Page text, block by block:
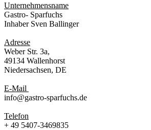
Unternehmensname
Gastro- Sparfuchs
Inhaber Sven Ballinger
Adresse
Weber Str. 3a,
49134 Wallenhorst
Niedersachsen, DE
E-Mail
info@gastro-sparfuchs.de
Telefon
+ 49 5407-3469835